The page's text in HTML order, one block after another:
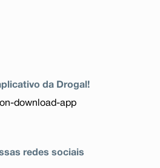
da Drogal!
redes sociais